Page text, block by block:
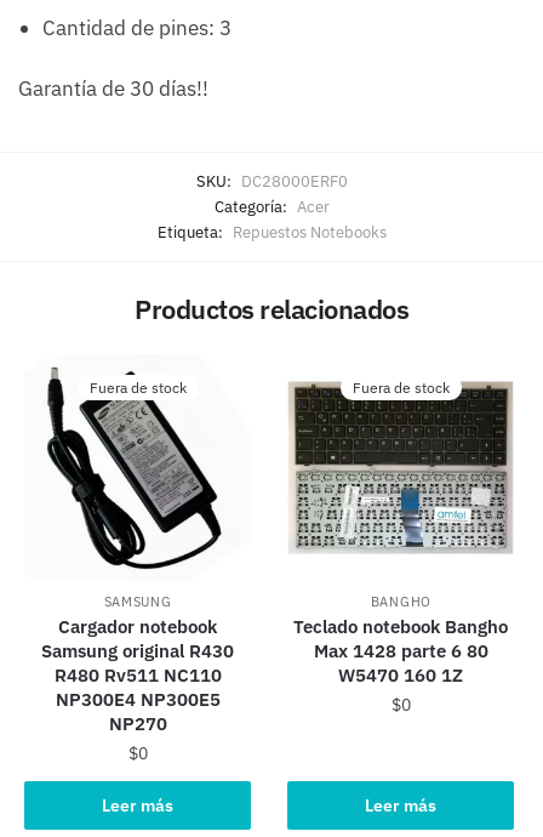
Cantidad de pines: 3
Garantía de 30 días!!
SKU: DC28000ERF0
Categoría: Acer
Etiqueta: Repuestos Notebooks
Productos relacionados
Fuera de stock
SAMSUNG
Cargador notebook
Samsung original R430
R480 Rv511 NC110
NP300E4 NP300E5
NP270
$0
Leer más
Fuera de stock
BANGHO
Teclado notebook Bangho
Max 1428 parte 6 80
W5470 160 1Z
$0
Leer más